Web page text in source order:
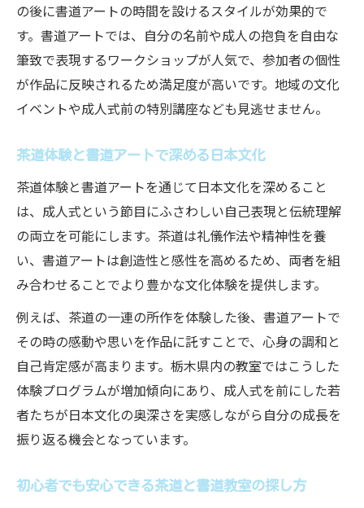
の後に書道アートの時間を設けるスタイルが効果的で
す。書道アートでは、自分の名前や成人の抱負を自由な
筆致で表現するワークショップが人気で、参加者の個性
が作品に反映されるため満足度が高いです。地域の文化
イベントや成人式前の特別講座なども見逃せません。
茶道体験と書道アートで深める日本文化
茶道体験と書道アートを通じて日本文化を深めること
は、成人式という節目にふさわしい自己表現と伝統理解
の両立を可能にします。茶道は礼儀作法や精神性を養
い、書道アートは創造性と感性を高めるため、両者を組
み合わせることでより豊かな文化体験を提供します。
例えば、茶道の一連の所作を体験した後、書道アートで
その時の感動や思いを作品に託すことで、心身の調和と
自己肯定感が高まります。栃木県内の教室ではこうした
体験プログラムが増加傾向にあり、成人式を前にした若
者たちが日本文化の奥深さを実感しながら自分の成長を
振り返る機会となっています。
初心者でも安心できる茶道と書道教室の探し方